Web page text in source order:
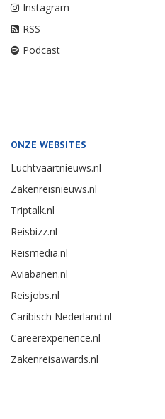
Instagram
RSS
Podcast
ONZE WEBSITES
Luchtvaartnieuws.nl
Zakenreisnieuws.nl
Triptalk.nl
Reisbizz.nl
Reismedia.nl
Aviabanen.nl
Reisjobs.nl
Caribisch Nederland.nl
Careerexperience.nl
Zakenreisawards.nl